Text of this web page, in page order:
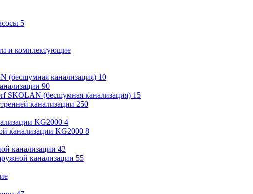
5
и комплектующие
(бесшумная канализация) 10
90
SKOLAN (бесшумная канализация) 15
канализации 250
KG2000 4
канализации KG2000 8
канализации 42
канализации 55